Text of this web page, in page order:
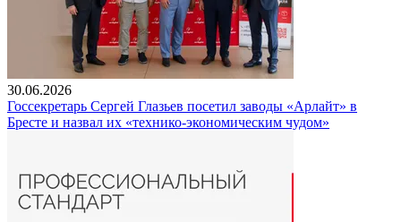
30.06.2026
Госсекретарь Сергей Глазьев посетил заводы «Арлайт» в
Бресте и назвал их «технико-экономическим чудом»